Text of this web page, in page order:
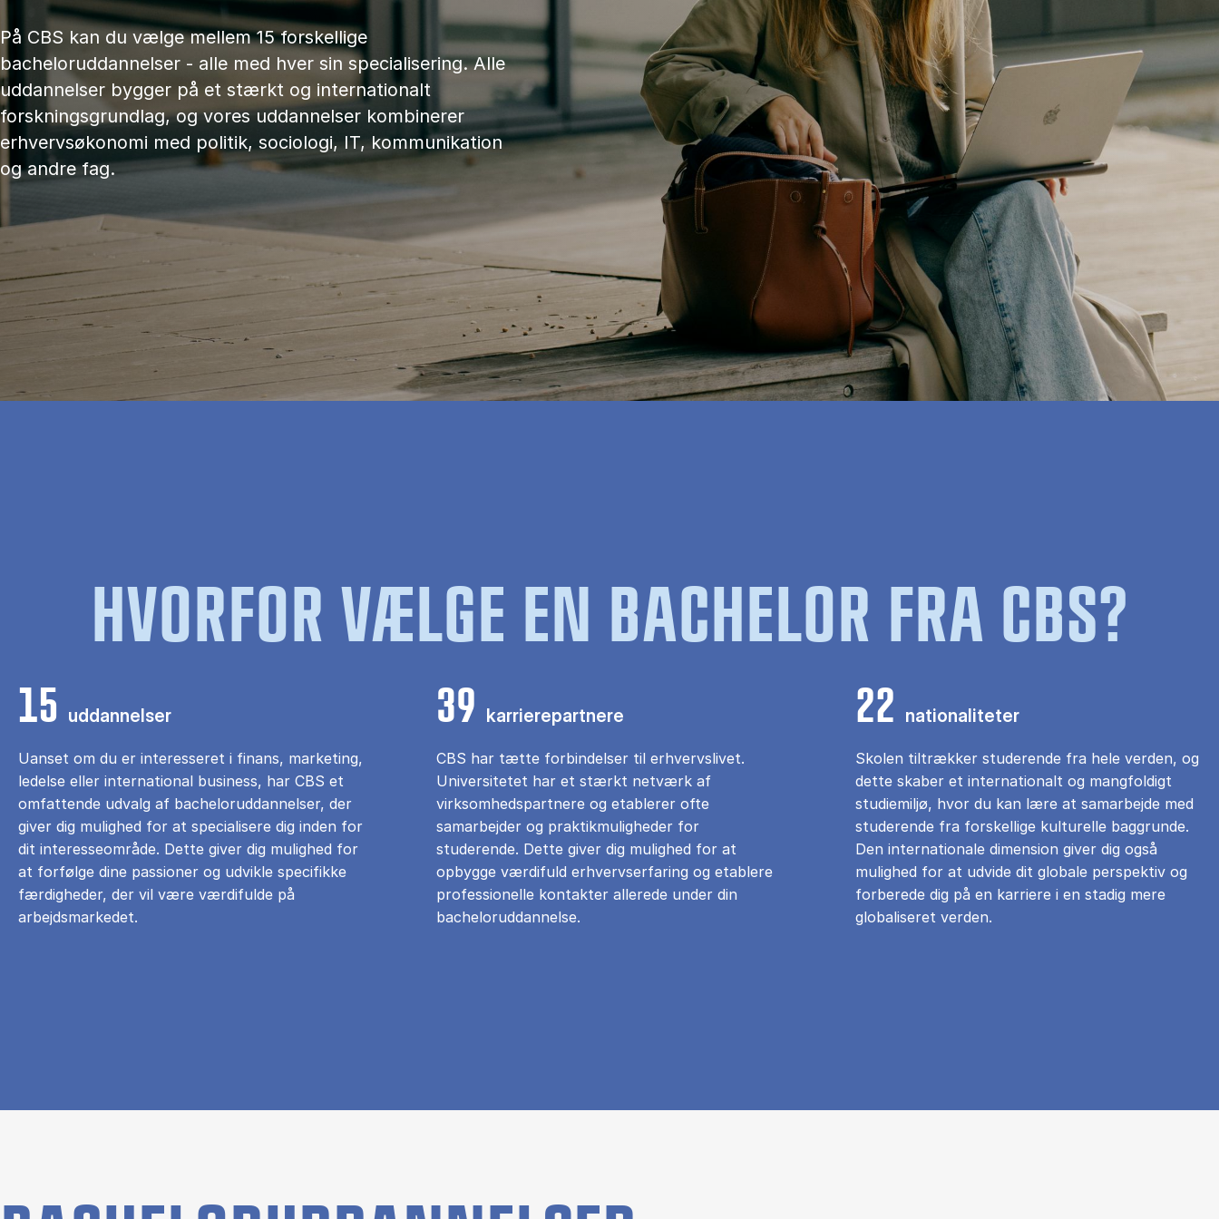
På CBS kan du vælge mellem 15 forskellige
bacheloruddannelser - alle med hver sin specialisering. Alle
uddannelser bygger på et stærkt og internationalt
forskningsgrundlag, og vores uddannelser kombinerer
erhvervsøkonomi med politik, sociologi, IT, kommunikation
og andre fag.
HVORFOR VÆLGE EN BACHELOR FRA CBS?
15 uddannelser
Uanset om du er interesseret i finans, marketing,
ledelse eller international business, har CBS et
omfattende udvalg af bacheloruddannelser, der
giver dig mulighed for at specialisere dig inden for
dit interesseområde. Dette giver dig mulighed for
at forfølge dine passioner og udvikle specifikke
færdigheder, der vil være værdifulde på
arbejdsmarkedet.
39 karrierepartnere
CBS har tætte forbindelser til erhvervslivet.
Universitetet har et stærkt netværk af
virksomhedspartnere og etablerer ofte
samarbejder og praktikmuligheder for
studerende. Dette giver dig mulighed for at
opbygge værdifuld erhvervserfaring og etablere
professionelle kontakter allerede under din
bacheloruddannelse.
22 nationaliteter
Skolen tiltrækker studerende fra hele verden, og
dette skaber et internationalt og mangfoldigt
studiemiljø, hvor du kan lære at samarbejde med
studerende fra forskellige kulturelle baggrunde.
Den internationale dimension giver dig også
mulighed for at udvide dit globale perspektiv og
forberede dig på en karriere i en stadig mere
globaliseret verden.